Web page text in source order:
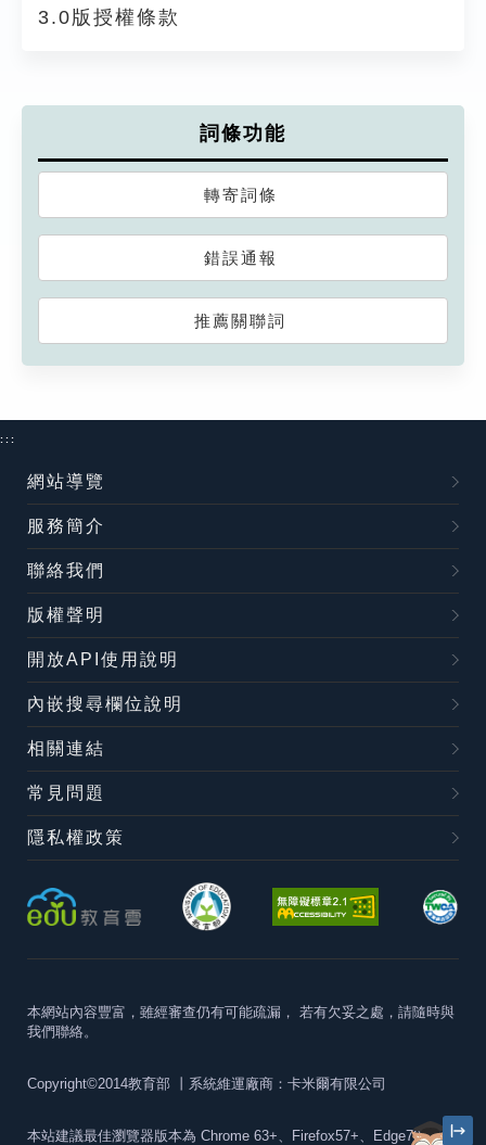
3.0版授權條款
詞條功能
轉寄詞條
錯誤通報
推薦關聯詞
:::
網站導覽
服務簡介
聯絡我們
版權聲明
開放API使用說明
內嵌搜尋欄位說明
相關連結
常見問題
隱私權政策
本網站內容豐富，雖經審查仍有可能疏漏， 若有欠妥之處，請隨時與
我們聯絡。
Copyright©2014教育部 丨系統維運廠商：卡米爾有限公司
本站建議最佳瀏覽器版本為 Chrome 63+、Firefox57+、Edge79+及